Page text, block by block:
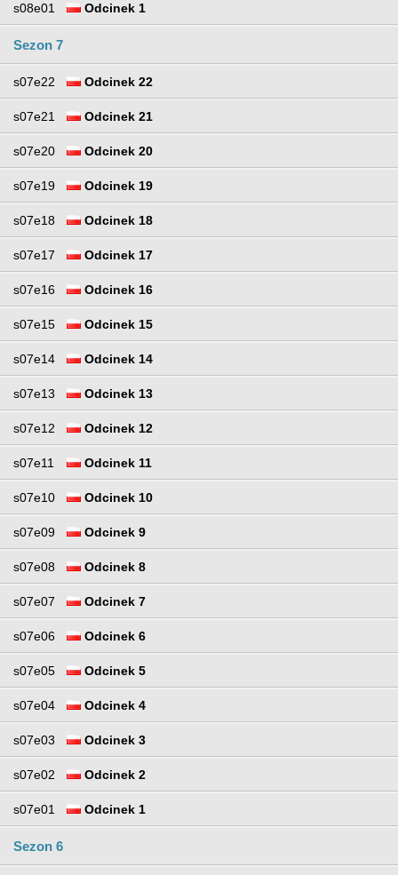
s08e01 Odcinek 1
Sezon 7
s07e22 Odcinek 22
s07e21 Odcinek 21
s07e20 Odcinek 20
s07e19 Odcinek 19
s07e18 Odcinek 18
s07e17 Odcinek 17
s07e16 Odcinek 16
s07e15 Odcinek 15
s07e14 Odcinek 14
s07e13 Odcinek 13
s07e12 Odcinek 12
s07e11 Odcinek 11
s07e10 Odcinek 10
s07e09 Odcinek 9
s07e08 Odcinek 8
s07e07 Odcinek 7
s07e06 Odcinek 6
s07e05 Odcinek 5
s07e04 Odcinek 4
s07e03 Odcinek 3
s07e02 Odcinek 2
s07e01 Odcinek 1
Sezon 6